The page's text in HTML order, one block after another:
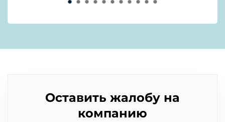
Оставить жалобу на
компанию